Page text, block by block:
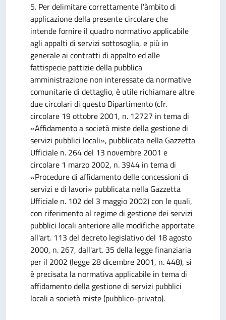
5. Per delimitare correttamente l'àmbito di
applicazione della presente circolare che
intende fornire il quadro normativo applicabile
agli appalti di servizi sottosoglia, e più in
generale ai contratti di appalto ed alle
fattispecie pattizie della pubblica
amministrazione non interessate da normative
comunitarie di dettaglio, è utile richiamare altre
due circolari di questo Dipartimento (cfr.
circolare 19 ottobre 2001, n. 12727 in tema di
«Affidamento a società miste della gestione di
servizi pubblici locali», pubblicata nella Gazzetta
Ufficiale n. 264 del 13 novembre 2001 e
circolare 1 marzo 2002, n. 3944 in tema di
«Procedure di affidamento delle concessioni di
servizi e di lavori» pubblicata nella Gazzetta
Ufficiale n. 102 del 3 maggio 2002) con le quali,
con riferimento al regime di gestione dei servizi
pubblici locali anteriore alle modifiche apportate
all'art. 113 del decreto legislativo del 18 agosto
2000, n. 267, dall'art. 35 della legge finanziaria
per il 2002 (legge 28 dicembre 2001, n. 448), si
è precisata la normativa applicabile in tema di
affidamento della gestione di servizi pubblici
locali a società miste (pubblico-privato).